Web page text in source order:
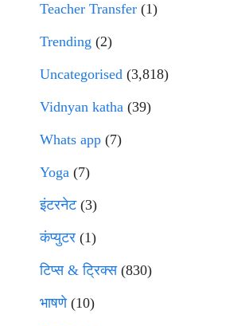
Teacher Transfer (1)
Trending (2)
Uncategorised (3,818)
Vidnyan katha (39)
Whats app (7)
Yoga (7)
इंटरनेट(3)
कंप्युटर (1)
टिप्स & ट्रिक्स(830)
भाषणे(10)